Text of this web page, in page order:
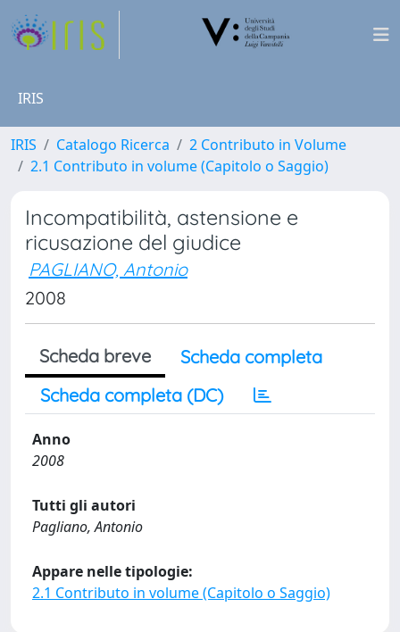
IRIS
IRIS Catalogo Ricerca
2 Contributo in Volume
2.1 Contributo in volume (Capitolo o Saggio)
Incompatibilità, astensione e
ricusazione del giudice
PAGLIANO, Antonio
2008
Scheda breve
Scheda completa
Scheda completa (DC)
Anno
2008
Tutti gli autori
Pagliano, Antonio
Appare nelle tipologie:
2.1 Contributo in volume (Capitolo o Saggio)